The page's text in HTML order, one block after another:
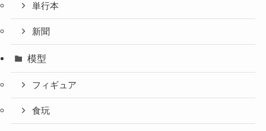
単行本
新聞
模型
フィギュア
食玩